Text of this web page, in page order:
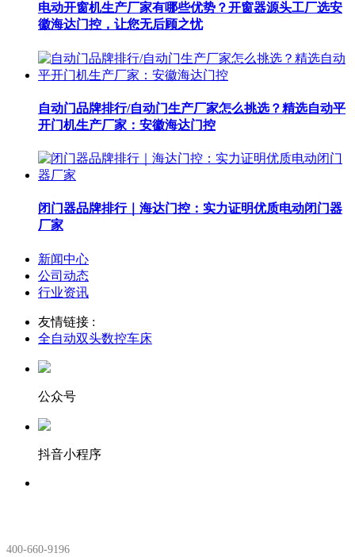
电动开窗机生产厂家有哪些优势？开窗器源头工厂选安
徽海达门控，让您无后顾之忧
自动门品牌排行/自动门生产厂家怎么挑选？精选自动平
开门机生产厂家：安徽海达门控
闭门器品牌排行｜海达门控：实力证明优质电动闭门器
厂家
新闻中心
公司动态
行业资讯
友情链接 :
全自动双头数控车床
公众号
抖音小程序
400-660-9196